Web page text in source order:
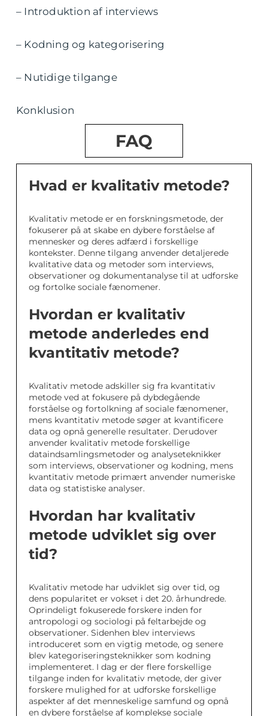
– Introduktion af interviews
– Kodning og kategorisering
– Nutidige tilgange
Konklusion
FAQ
Hvad er kvalitativ metode?
Kvalitativ metode er en forskningsmetode, der
fokuserer på at skabe en dybere forståelse af
mennesker og deres adfærd i forskellige
kontekster. Denne tilgang anvender detaljerede
kvalitative data og metoder som interviews,
observationer og dokumentanalyse til at udforske
og fortolke sociale fænomener.
Hvordan er kvalitativ
metode anderledes end
kvantitativ metode?
Kvalitativ metode adskiller sig fra kvantitativ
metode ved at fokusere på dybdegående
forståelse og fortolkning af sociale fænomener,
mens kvantitativ metode søger at kvantificere
data og opnå generelle resultater. Derudover
anvender kvalitativ metode forskellige
dataindsamlingsmetoder og analyseteknikker
som interviews, observationer og kodning, mens
kvantitativ metode primært anvender numeriske
data og statistiske analyser.
Hvordan har kvalitativ
metode udviklet sig over
tid?
Kvalitativ metode har udviklet sig over tid, og
dens popularitet er vokset i det 20. århundrede.
Oprindeligt fokuserede forskere inden for
antropologi og sociologi på feltarbejde og
observationer. Sidenhen blev interviews
introduceret som en vigtig metode, og senere
blev kategoriseringsteknikker som kodning
implementeret. I dag er der flere forskellige
tilgange inden for kvalitativ metode, der giver
forskere mulighed for at udforske forskellige
aspekter af det menneskelige samfund og opnå
en dybere forståelse af komplekse sociale